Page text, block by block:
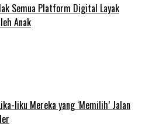
Semua Platform Digital Layak
Anak
liku Mereka yang ‘Memilih’ Jalan